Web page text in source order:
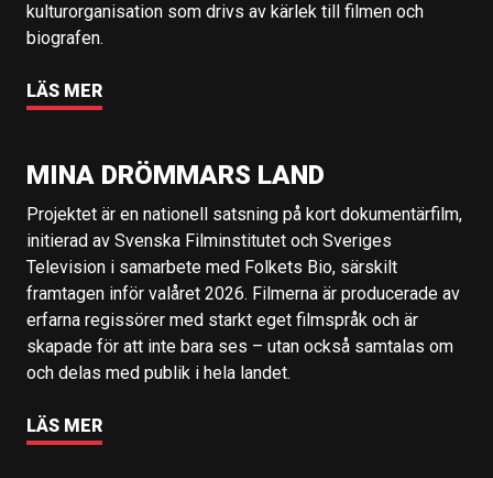
kulturorganisation som drivs av kärlek till filmen och
biografen.
LÄS MER
MINA DRÖMMARS LAND
Projektet är en nationell satsning på kort dokumentärfilm,
initierad av Svenska Filminstitutet och Sveriges
Television i samarbete med Folkets Bio, särskilt
framtagen inför valåret 2026. Filmerna är producerade av
erfarna regissörer med starkt eget filmspråk och är
skapade för att inte bara ses – utan också samtalas om
och delas med publik i hela landet.
LÄS MER